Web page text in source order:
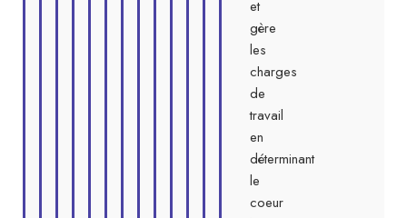
et
gère
les
charges
de
travail
en
déterminant
le
coeur